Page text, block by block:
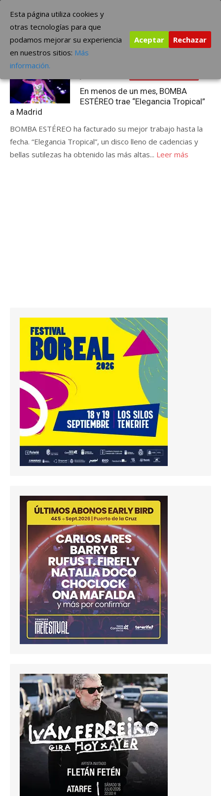
contenido
The Borderline Music
Etiqueta:BOMBA ESTÉREO trae “Elegancia Tropical”
a Madrid
el
En menos de un mes, BOMBA
ESTÉREO trae “Elegancia Tropical”
a Madrid
BOMBA ESTÉREO ha facturado su mejor trabajo hasta la
fecha. “Elegancia Tropical”, un disco lleno de cadencias y
bellas sutilezas ha obtenido las más altas... Leer más
Esta página utiliza cookies y
otras tecnologías para que
podamos mejorar su experiencia
en nuestros sitios: Más
información.
Aceptar Rechazar